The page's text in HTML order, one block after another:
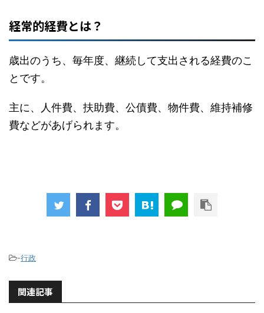
経常的経費とは？
歳出のうち、毎年度、継続して支出される経費のこ
とです。
主に、人件費、扶助費、公債費、物件費、維持補修
費などがあげられます。
-行政
関連記事